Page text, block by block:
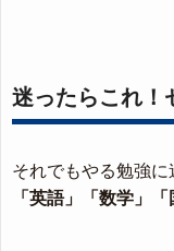
迷ったらこれ！
それでもやる勉強
「英語」「数学」